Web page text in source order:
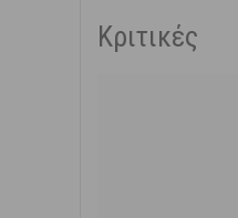
Κριτικές